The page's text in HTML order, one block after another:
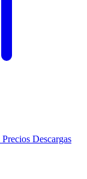
Precios Descargas